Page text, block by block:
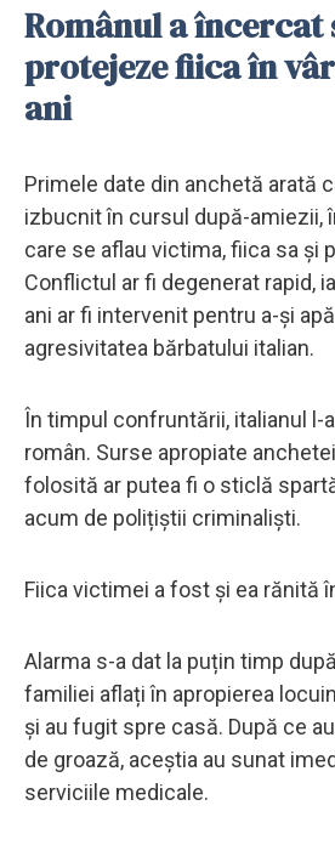
Românul a încercat
protejeze fiica în
ani
Primele date din anchetă arată
izbucnit în cursul după-amiezii,
care se aflau victima, fiica sa și
Conflictul ar fi degenerat rapid,
ani ar fi intervenit pentru a-și
agresivitatea bărbatului italian.
În timpul confruntării, italianul l-
român. Surse apropiate
folosită ar putea fi o sticlă
acum de polițiștii criminaliști.
Fiica victimei a fost și ea rănită
Alarma s-a dat la puțin timp
familiei aflați în apropierea
și au fugit spre casă. După ce
de groază, aceștia au sunat
serviciile medicale.